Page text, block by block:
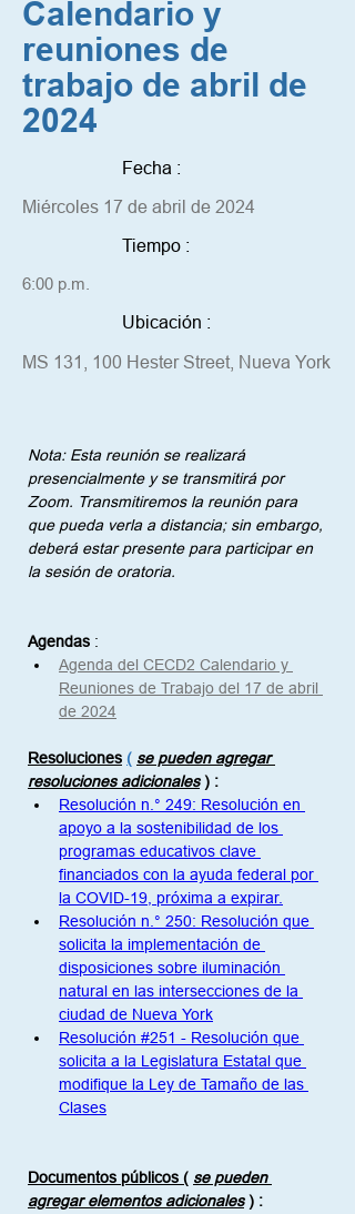
Calendario y
reuniones de
trabajo de abril de
2024
Fecha :
Miércoles 17 de abril de 2024
Tiempo :
6:00 p.m.
Ubicación :
MS 131, 100 Hester Street, Nueva York
Nota: Esta reunión se realizará
presencialmente y se transmitirá por
Zoom. Transmitiremos la reunión para
que pueda verla a distancia; sin embargo,
deberá estar presente para participar en
la sesión de oratoria.
Agendas :
Agenda del CECD2 Calendario y
Reuniones de Trabajo del 17 de abril
de 2024
Resoluciones ( se pueden agregar
resoluciones adicionales ) :
Resolución n.° 249: Resolución en
apoyo a la sostenibilidad de los
programas educativos clave
financiados con la ayuda federal por
la COVID-19, próxima a expirar.
Resolución n.° 250: Resolución que
solicita la implementación de
disposiciones sobre iluminación
natural en las intersecciones de la
ciudad de Nueva York
Resolución #251 - Resolución que
solicita a la Legislatura Estatal que
modifique la Ley de Tamaño de las
Clases
Documentos públicos ( se pueden
agregar elementos adicionales ) :